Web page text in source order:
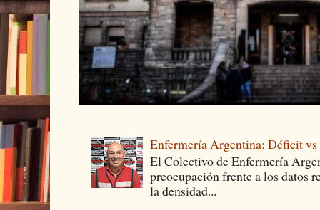
Enfermería Argentina: Déficit
El Colectivo de Enfermería
preocupación frente a los datos
la densidad...